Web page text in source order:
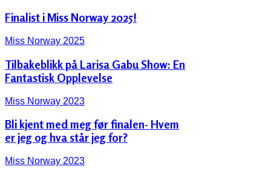
Finalist i Miss Norway 2025!
Miss Norway 2025
Tilbakeblikk på Larisa Gabu Show: En
Fantastisk Opplevelse
Miss Norway 2023
Bli kjent med meg før finalen- Hvem
er jeg og hva står jeg for?
Miss Norway 2023